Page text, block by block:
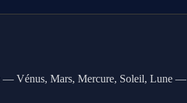
— Vénus, Mars, Mercure, Soleil, Lune —